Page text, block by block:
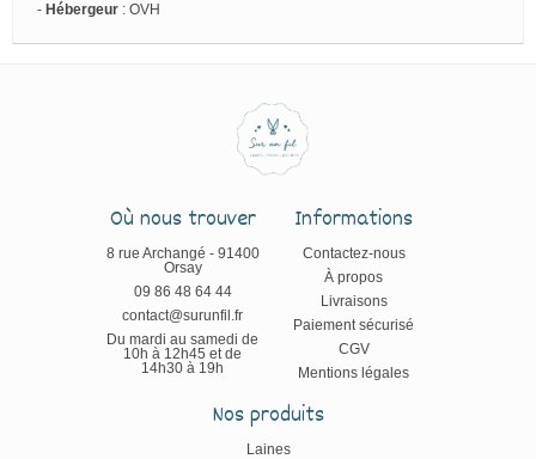
- Hébergeur : OVH
Où nous trouver
8 rue Archangé - 91400
Orsay
09 86 48 64 44
contact@surunfil.fr
Du mardi au samedi de
10h à 12h45 et de
14h30 à 19h
Informations
Contactez-nous
À propos
Livraisons
Paiement sécurisé
CGV
Mentions légales
Nos produits
Laines